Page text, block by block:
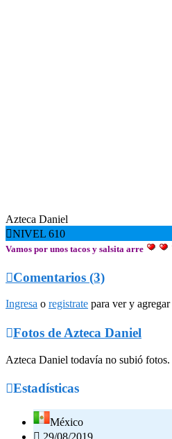
Azteca Daniel
NIVEL 610
Vamos por unos tacos y salsita arre
Comentarios (3)
Ingresa o registrate para ver y
Fotos de Azteca Daniel
Azteca Daniel todavía no subió fotos.
Estadísticas
México